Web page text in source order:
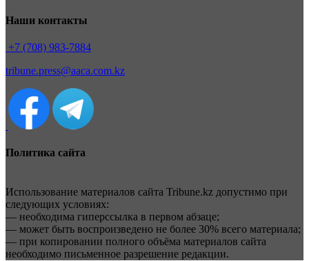
Наши контакты
+7 (708) 983-7884
tribune.press@aaca.com.kz
Политика сайта
Использование материалов сайта Tribune.kz допустимо при
следующих условиях:
— необходима гиперссылка в первом абзаце;
— может быть воспроизведено не более 30% всего материала;
— при копировании полного объёма материалов сайта
необходимо письменное разрешение редакции.